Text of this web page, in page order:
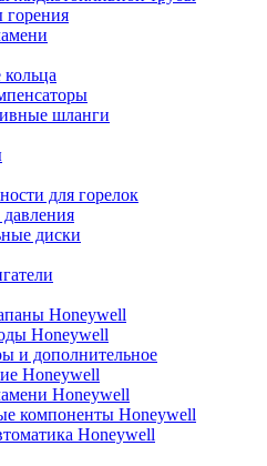
шланги
для горелок
диски
Honeywell
Honeywell
и дополнительное
Honeywell
Honeywell
компоненты Honeywell
Honeywell